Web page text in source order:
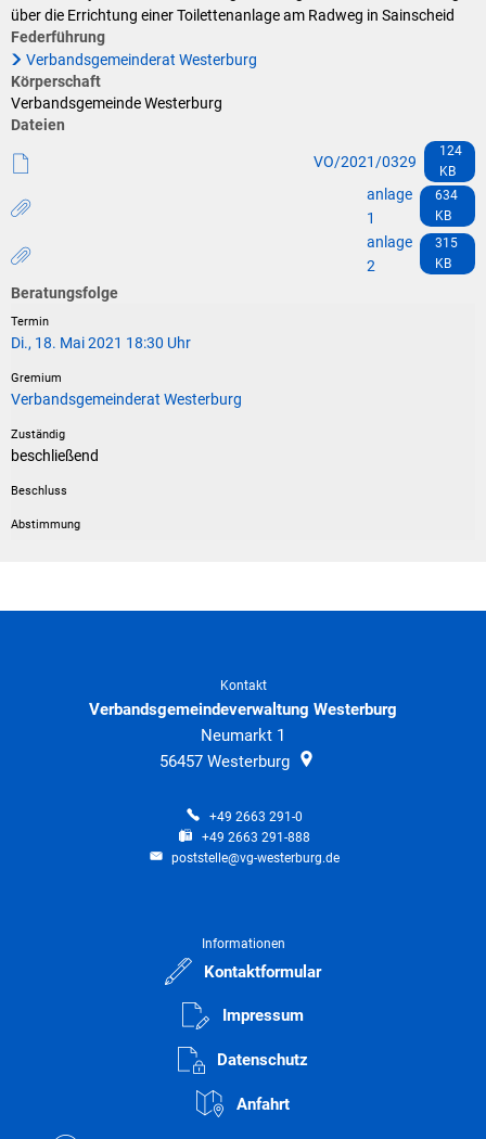
Förderungen der VG für private Umbauten
Feuerwehr
Allgemeine Informationen
Seniorenmobilität/Jugendtaxi/Fahrservice
Ehrenamtskarte des Westerwaldkreises
über die Errichtung einer Toilettenanlage am Radweg in Sainscheid
Federführung
Verbandsgemeinderat Westerburg
Körperschaft
Verbandsgemeinde Westerburg
Dateien
VO/2021/0329
124
KB
anlage
1
634
KB
anlage
2
315
KB
Beratungsfolge
Di., 18. Mai 2021 18:30 Uhr
Verbandsgemeinderat Westerburg
beschließend
Kontakt
Verbandsgemeindeverwaltung Westerburg
Neumarkt 1
56457 Westerburg
+49 2663 291-0
+49 2663 291-888
poststelle@vg-westerburg.de
Informationen
Kontaktformular
Impressum
Datenschutz
Anfahrt